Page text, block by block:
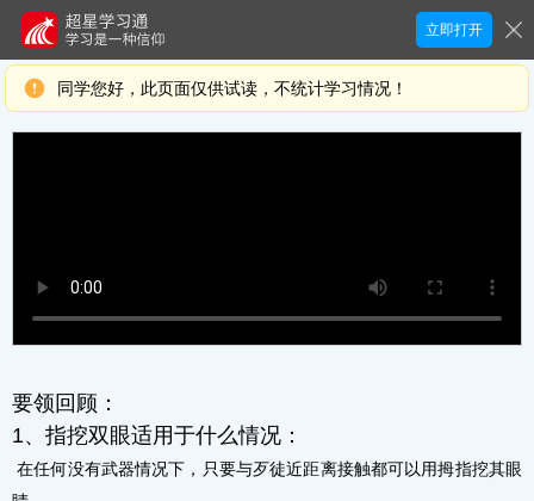
立即打开
同学您好，此页面仅供试读，不统计学习情况！
要领回顾：
1、指挖双眼适用于什么情况：
在任何没有武器情况下，只要与歹徒近距离接触都可以用拇指挖其眼